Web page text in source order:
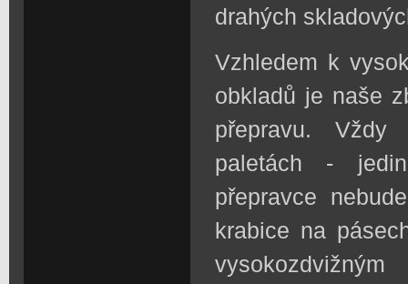
drahých
Vzhledem k
obkladů je naše
přepravu.
paletách -
přepravce
krabice na